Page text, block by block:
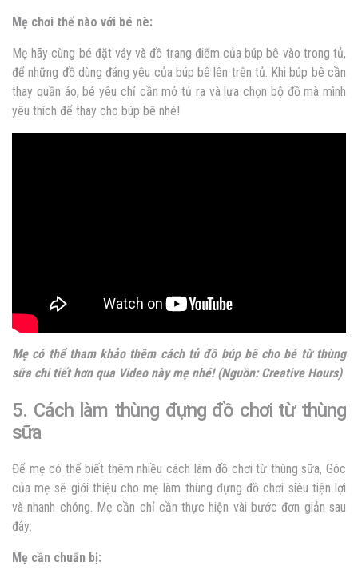
Mẹ chơi thế nào với bé nè:
Mẹ hãy cùng bé đặt váy và đồ trang điểm của búp bê vào trong tủ,
để những đồ dùng đáng yêu của búp bê lên trên tủ. Khi búp bê cần
thay quần áo, bé yêu chỉ cần mở tủ ra và lựa chọn bộ đồ mà mình
yêu thích để thay cho búp bê nhé!
Mẹ có thể tham khảo thêm cách tủ đồ búp bê cho bé từ thùng
sữa chi tiết hơn qua Video này mẹ nhé! (Nguồn: Creative Hours)
5. Cách làm thùng đựng đồ chơi từ thùng
sữa
Để mẹ có thể biết thêm nhiều cách làm đồ chơi từ thùng sữa, Góc
của mẹ sẽ giới thiệu cho mẹ làm thùng đựng đồ chơi siêu tiện lợi
và nhanh chóng. Mẹ cần chỉ cần thực hiện vài bước đơn giản sau
đây:
Mẹ cần chuẩn bị: